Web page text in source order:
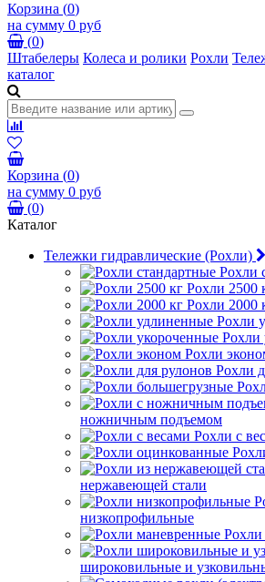
Корзина (0)
на сумму 0 руб
(0)
Штабелеры Колеса и ролики Рохли
каталог
Корзина (0)
на сумму 0 руб
(0)
Каталог
Тележки гидравлические (Рохли)
Рохли
Рохли 2500
Рохли 2000
Рохли
Рохли
Рохли
Рохли
ножничным подъемом
Рохли с
нержавеющей стали
низкопрофильные
широковильные и